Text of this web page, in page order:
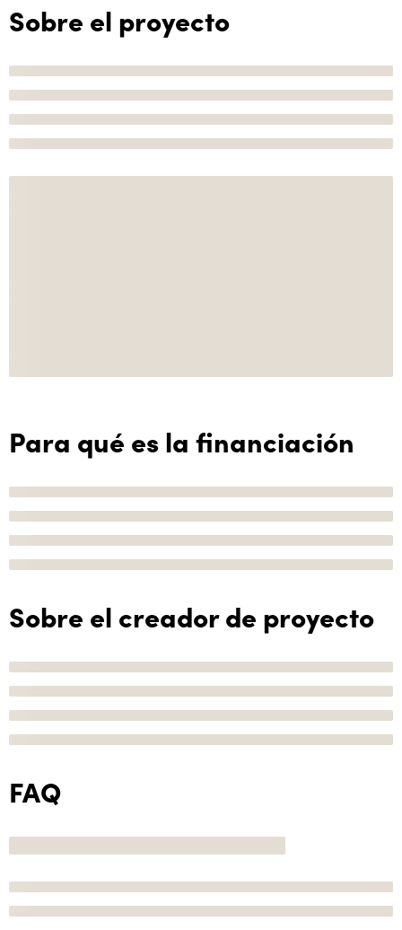
Sobre el proyecto
Para qué es la financiación
Sobre el creador de proyecto
FAQ